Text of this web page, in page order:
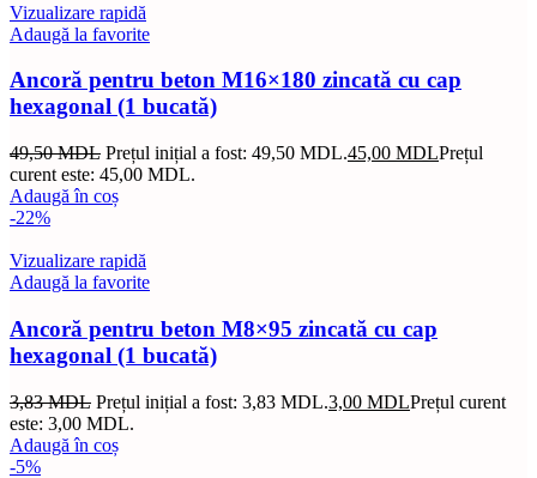
Vizualizare rapidă
Adaugă la favorite
Ancoră pentru beton M16×180 zincată cu cap
hexagonal (1 bucată)
49,50MDL Prețul inițial a fost: 49,50 MDL.45,00 MDLPrețul
curent este: 45,00 MDL.
Adaugă în coș
-22%
Vizualizare rapidă
Adaugă la favorite
Ancoră pentru beton M8×95 zincată cu cap
hexagonal (1 bucată)
3,83MDL Prețul inițial a fost: 3,83 MDL.3,00 MDLPrețul curent
este: 3,00 MDL.
Adaugă în coș
-5%